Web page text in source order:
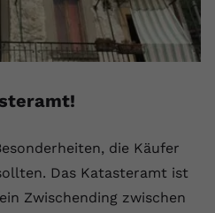
die Käufer
Das Katasteramt ist
Zwischending zwischen